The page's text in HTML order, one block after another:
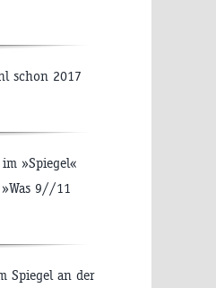
schon 2017
»Spiegel«
9//11
Spiegel an der